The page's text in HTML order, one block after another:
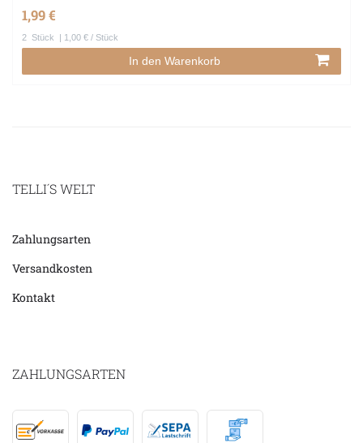
1,99 €
2 Stück | 1,00 € / Stück
In den Warenkorb
TELLI´S WELT
Zahlungsarten
Versandkosten
Kontakt
ZAHLUNGSARTEN